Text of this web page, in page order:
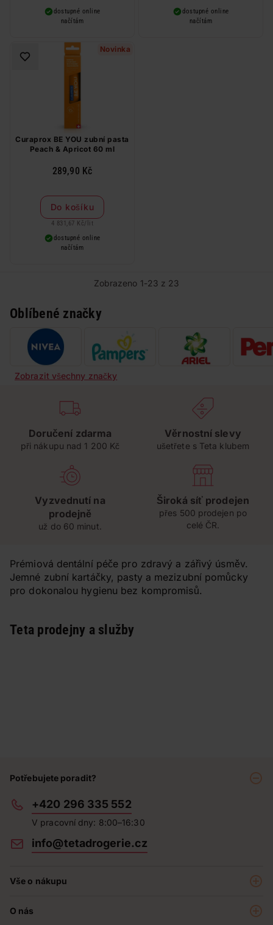
dostupné online
načítám
dostupné online
načítám
Novinka
Curaprox BE YOU zubní pasta
Peach & Apricot 60 ml
289,90 Kč
Do košíku
4 831,67 Kč/ lit
dostupné online
načítám
Zobrazeno 1-23 z 23
Oblíbené značky
Zobrazit všechny značky
Doručení zdarma
při nákupu nad 1 200 Kč
Věrnostní slevy
ušetřete s Teta klubem
Vyzvednutí na
prodejně
už do 60 minut.
Široká síť prodejen
přes 500 prodejen po
celé ČR.
Prémiová dentální péče pro zdravý a zářivý úsměv.
Jemné zubní kartáčky, pasty a mezizubní pomůcky
pro dokonalou hygienu bez kompromisů.
Teta prodejny a služby
Potřebujete poradit?
+420 296 335 552
V pracovní dny: 8:00–16:30
info@tetadrogerie.cz
Vše o nákupu
O nás